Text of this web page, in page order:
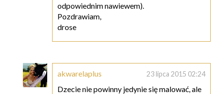
odpowiednim nawiewem).
Pozdrawiam,
drose
akwarelaplus 23 lipca 2015 02:24
Dzecie nie powinny jedynie się malować, ale